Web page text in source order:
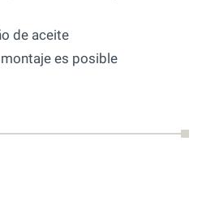
de aceite
es posible